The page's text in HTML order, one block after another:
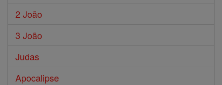
2 João
3 João
Judas
Apocalipse